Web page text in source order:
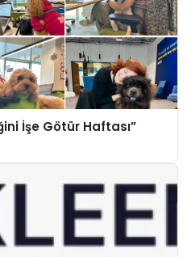
İşe Götür Haftası”